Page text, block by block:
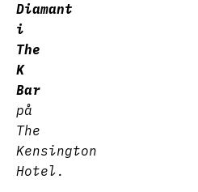
Diamant
i
The
K
Bar
på
The
Kensington
Hotel.